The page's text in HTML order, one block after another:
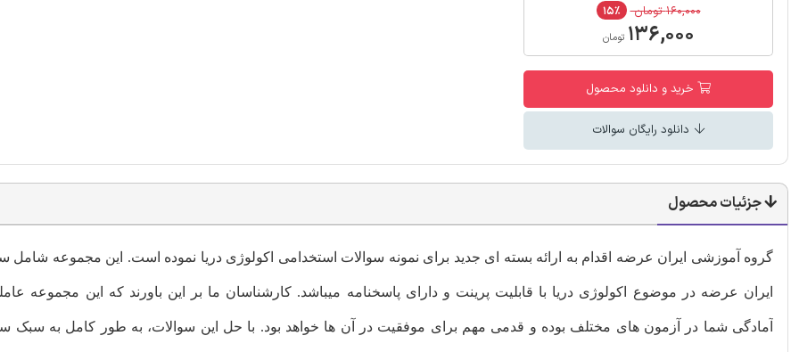
۱۶۰,۰۰۰ تومان ۱۵٪
۱۳۶,۰۰۰ تومان
خرید و دانلود محصول
دانلود رایگان سوالات
جزئیات محصول
گروه آموزشی ایران عرضه اقدام به ارائه بسته ای جدید برای نمونه سوالات استخدامی اکولوژی دریا نموده است. این مجموعه شامل
ایران عرضه در موضوع اکولوژی دریا با قابلیت پرینت و دارای پاسخنامه میباشد. کارشناسان ما بر این باورند که این مجموعه
آمادگی شما در آزمون های مختلف بوده و قدمی مهم برای موفقیت در آن ها خواهد بود. با حل این سوالات، به طور کامل به سبک